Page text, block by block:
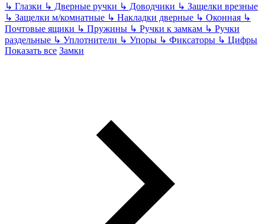
↳ Глазки ↳ Дверные ручки ↳ Доводчики ↳ Защелки врезные
↳ Защелки м/комнатные ↳ Накладки дверные ↳ Оконная ↳
Почтовые ящики ↳ Пружины ↳ Ручки к замкам ↳ Ручки
раздельные ↳ Уплотнители ↳ Упоры ↳ Фиксаторы ↳ Цифры
Показать все Замки